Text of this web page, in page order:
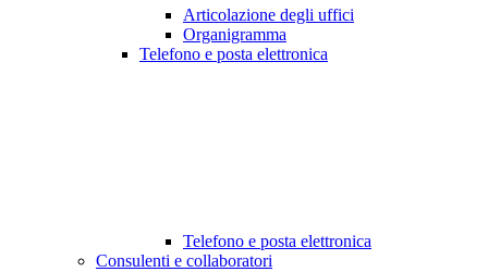
Articolazione degli uffici
Organigramma
Telefono e posta elettronica
Telefono e posta elettronica
Consulenti e collaboratori